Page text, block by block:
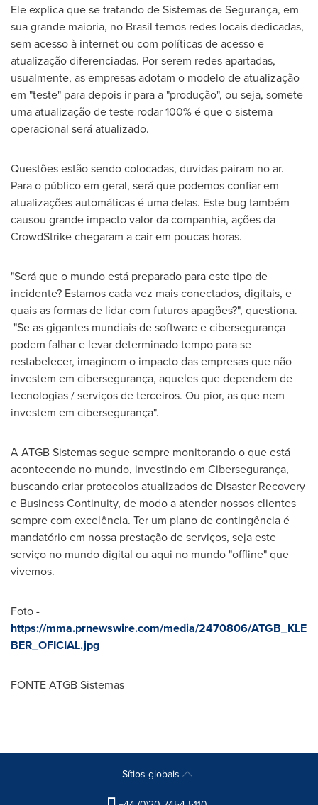
Ele explica que se tratando de Sistemas de Segurança, em
sua grande maioria, no Brasil temos redes locais dedicadas,
sem acesso à internet ou com políticas de acesso e
atualização diferenciadas. Por serem redes apartadas,
usualmente, as empresas adotam o modelo de atualização
em "teste" para depois ir para a "produção", ou seja, somete
uma atualização de teste rodar 100% é que o sistema
operacional será atualizado.
Questões estão sendo colocadas, duvidas pairam no ar.
Para o público em geral, será que podemos confiar em
atualizações automáticas é uma delas. Este bug também
causou grande impacto valor da companhia, ações da
CrowdStrike chegaram a cair em poucas horas.
"Será que o mundo está preparado para este tipo de
incidente? Estamos cada vez mais conectados, digitais, e
quais as formas de lidar com futuros apagões?", questiona.
"Se as gigantes mundiais de software e cibersegurança
podem falhar e levar determinado tempo para se
restabelecer, imaginem o impacto das empresas que não
investem em cibersegurança, aqueles que dependem de
tecnologias / serviços de terceiros. Ou pior, as que nem
investem em cibersegurança".
A ATGB Sistemas segue sempre monitorando o que está
acontecendo no mundo, investindo em Cibersegurança,
buscando criar protocolos atualizados de Disaster Recovery
e Business Continuity, de modo a atender nossos clientes
sempre com excelência. Ter um plano de contingência é
mandatório em nossa prestação de serviços, seja este
serviço no mundo digital ou aqui no mundo "offline" que
vivemos.
Foto -
https://mma.prnewswire.com/media/2470806/ATGB_KLE
BER_OFICIAL.jpg
FONTE ATGB Sistemas
Sítios globais